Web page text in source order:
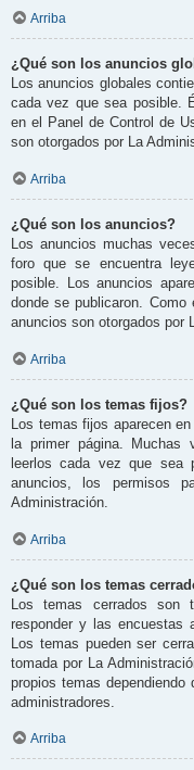
Arriba
¿Qué son los anuncios
Los anuncios globales
cada vez que sea posible.
en el Panel de Control de
son otorgados por La
Arriba
¿Qué son los anuncios?
Los anuncios muchas
foro que se encuentra
posible. Los anuncios
donde se publicaron.
anuncios son otorgados por
Arriba
¿Qué son los temas fijos?
Los temas fijos aparecen
la primer página. Muchas
leerlos cada vez que sea
anuncios, los permisos
Administración.
Arriba
¿Qué son los temas
Los temas cerrados
responder y las encuestas
Los temas pueden ser
tomada por La
propios temas
administradores.
Arriba